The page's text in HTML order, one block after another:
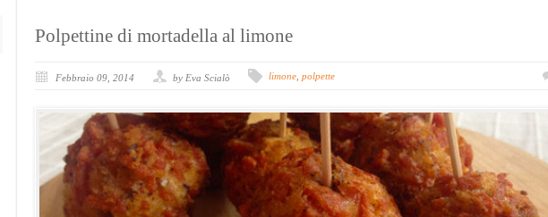
Polpettine di mortadella al limone
Febbraio 09, 2014 by Eva Scialò limone polpette